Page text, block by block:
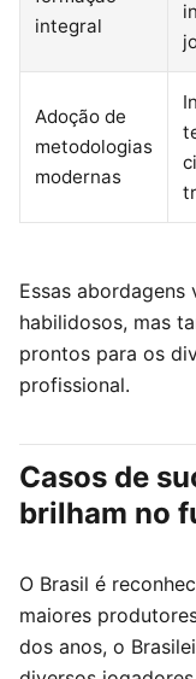
integral
Adoção de
metodologias
modernas
Essas
habilidosos, mas
prontos para os
profissional.
Casos de
brilham no
O Brasil é
maiores
dos anos, o